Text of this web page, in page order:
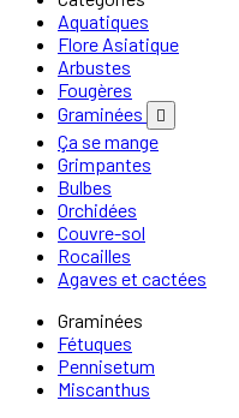
Aquatiques
Flore Asiatique
Arbustes
Fougères
Graminées

Ça se mange
Grimpantes
Bulbes
Orchidées
Couvre-sol
Rocailles
Agaves et cactées
Graminées
Fétuques
Pennisetum
Miscanthus